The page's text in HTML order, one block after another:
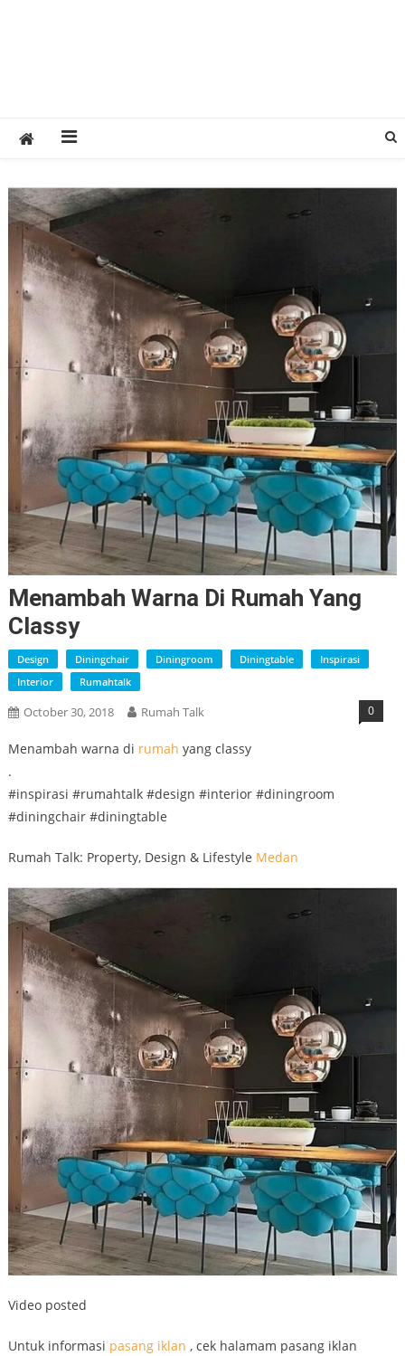
Menambah Warna Di Rumah Yang
Classy
Design Diningchair Diningroom Diningtable
Inspirasi
Interior
Rumahtalk
October 30, 2018 Rumah Talk 0
Menambah warna di rumah yang classy
.
#inspirasi #rumahtalk #design #interior #diningroom
#diningchair #diningtable
Rumah Talk: Property, Design & Lifestyle Medan
Video posted
Untuk informasi pasang iklan , cek halamam pasang iklan